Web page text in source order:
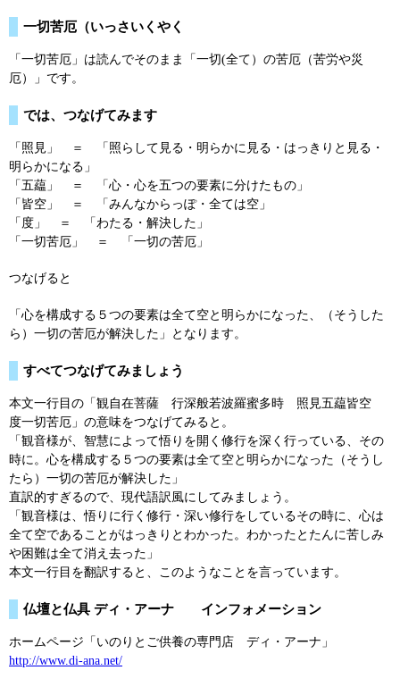
一切苦厄（いっさいくやく
「一切苦厄」は読んでそのまま「一切(全て）の苦厄（苦労や災
厄）」です。
では、つなげてみます
「照見」 ＝ 「照らして見る・明らかに見る・はっきりと見る・
明らかになる」
「五藴」 ＝ 「心・心を五つの要素に分けたもの」
「皆空」 ＝ 「みんなからっぽ・全ては空」
「度」 ＝ 「わたる・解決した」
「一切苦厄」 ＝ 「一切の苦厄」
つなげると
「心を構成する５つの要素は全て空と明らかになった、（そうした
ら）一切の苦厄が解決した」となります。
すべてつなげてみましょう
本文一行目の「観自在菩薩 行深般若波羅蜜多時 照見五藴皆空
度一切苦厄」の意味をつなげてみると。
「観音様が、智慧によって悟りを開く修行を深く行っている、その
時に。心を構成する５つの要素は全て空と明らかになった（そうし
たら）一切の苦厄が解決した」
直訳的すぎるので、現代語訳風にしてみましょう。
「観音様は、悟りに行く修行・深い修行をしているその時に、心は
全て空であることがはっきりとわかった。わかったとたんに苦しみ
や困難は全て消え去った」
本文一行目を翻訳すると、このようなことを言っています。
仏壇と仏具 ディ・アーナ インフォメーション
ホームページ「いのりとご供養の専門店 ディ・アーナ」
http://www.di-ana.net/